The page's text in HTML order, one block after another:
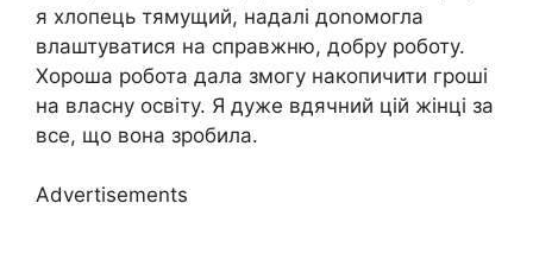
я хлопець тямущий, надалі доnомогла
влаштуватися на справжню, добру роботу.
Хороша робота дала змогу накопичити гроші
на власну освіту. Я дуже вдячний цій жінці за
все, що вона зробила.
Advertisements